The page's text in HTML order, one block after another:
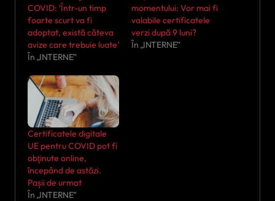
COVID: ‘Într-un timp
foarte scurt va fi
adoptat, există câteva
avize care trebuie luate’
În „INTERNE”
momentului: Vor mai fi
valabile certificatele
verzi după 9 luni?
În „INTERNE”
Certificatele digitale
UE pentru COVID pot fi
obţinute online,
începând de astăzi.
Pașii de urmat
În „INTERNE”